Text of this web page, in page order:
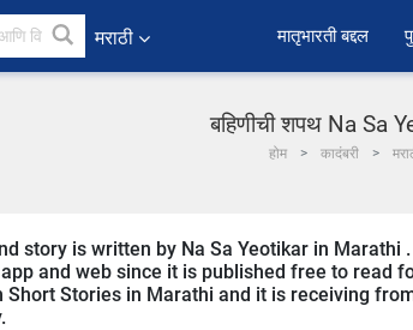
मराठी ﻿मातृभारती बद्दल
बहिणीची शपथ Na Sa
होम कादंबरी
story is written by Na Sa Yeotikar in Marathi
and web since it is published free to read
Short Stories in Marathi and it is receiving